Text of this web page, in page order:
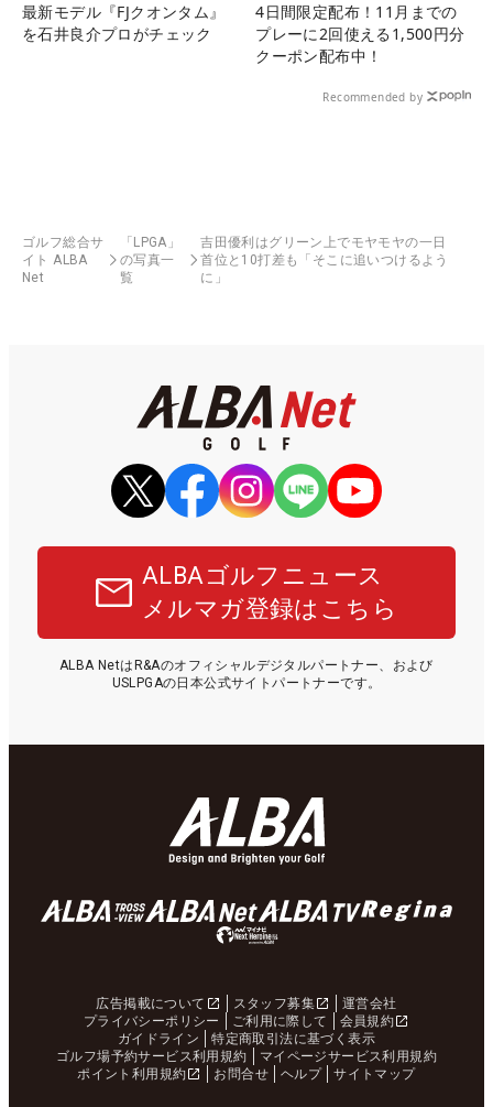
最新モデル『FJクオンタム』
を石井良介プロがチェック
4日間限定配布！11月までの
プレーに2回使える1,500円分
クーポン配布中！
Recommended by
ゴルフ総合サ
イト ALBA
Net
「LPGA」
の写真一
覧
吉田優利はグリーン上でモヤモヤの一日
首位と10打差も「そこに追いつけるよう
に」
ALBAゴルフニュース
メルマガ登録はこちら
ALBA NetはR&Aのオフィシャルデジタルパートナー、および
USLPGAの日本公式サイトパートナーです。
広告掲載について スタッフ募集
運営会社
プライバシーポリシー
ご利用に際して
会員規約
ガイドライン
特定商取引法に基づく表示
ゴルフ場予約サービス利用規約
マイページサービス利用規約
ポイント利用規約
お問合せ ヘルプ サイトマップ